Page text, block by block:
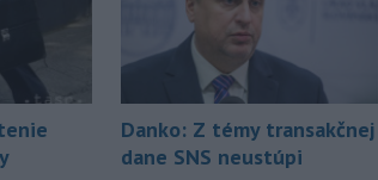
Danko: Z témy transakčnej
dane SNS neustúpi